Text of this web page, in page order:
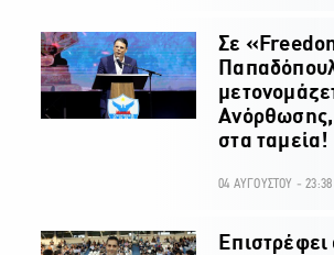
Σε
στα ταμεία!
04 ΑΥΓΟΥΣΤΟΥ - 23:38
Επιστρέφει